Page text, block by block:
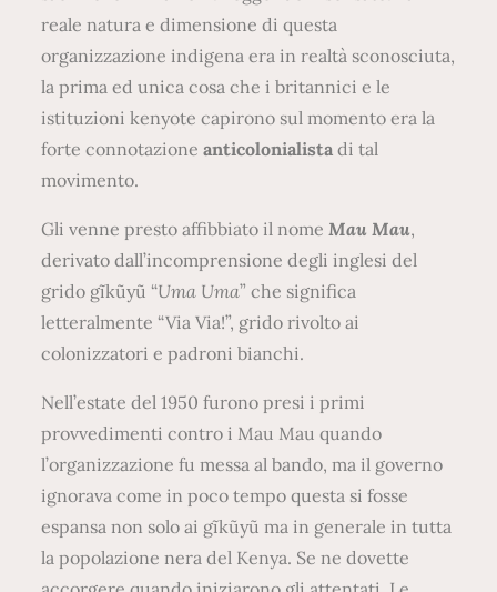
reale natura e dimensione di questa
organizzazione indigena era in realtà sconosciuta,
la prima ed unica cosa che i britannici e le
istituzioni kenyote capirono sul momento era la
forte connotazioneanticolonialista di tal
movimento.
Gli venne presto affibbiato il nome Mau Mau,
derivato dall’incomprensione degli inglesi del
grido gĩkũyũ “Uma Uma” che significa
letteralmente “Via Via!”, grido rivolto ai
colonizzatori e padroni bianchi.
Nell’estate del 1950 furono presi i primi
provvedimenti contro i Mau Mau quando
l’organizzazione fu messa al bando, ma il governo
ignorava come in poco tempo questa si fosse
espansa non solo ai gĩkũyũ ma in generale in tutta
la popolazione nera del Kenya. Se ne dovette